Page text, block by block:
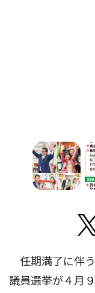
任期満了に伴
議員選挙が４月